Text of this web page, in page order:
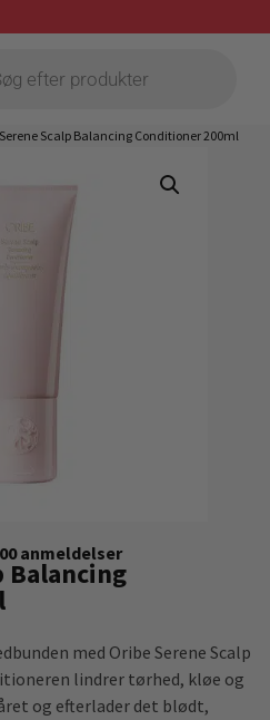
Scalp Balancing Conditioner 200ml
anmeldelser
Balancing
med Oribe Serene Scalp
lindrer tørhed, kløe og
og efterlader det blødt,